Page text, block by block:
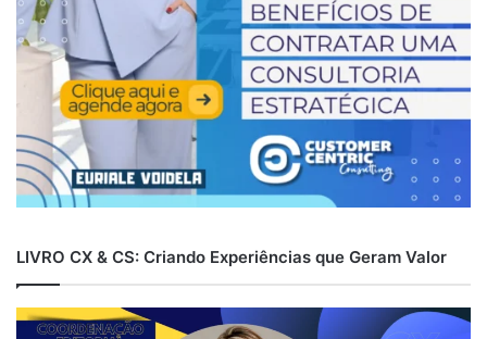
LIVRO CX & CS: Criando Experiências que Geram Valor